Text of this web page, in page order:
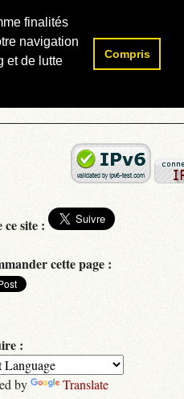
finalités
navigation
et de lutte
Compris
Rechercher :
site :
cette page :
:
by Translate